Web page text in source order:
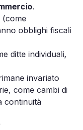
.
(come
obblighi fiscali
ditte individuali,
invariato
come cambi di
continuità